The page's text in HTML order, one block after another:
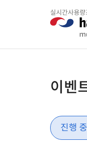
실시간사용량
이벤
진행